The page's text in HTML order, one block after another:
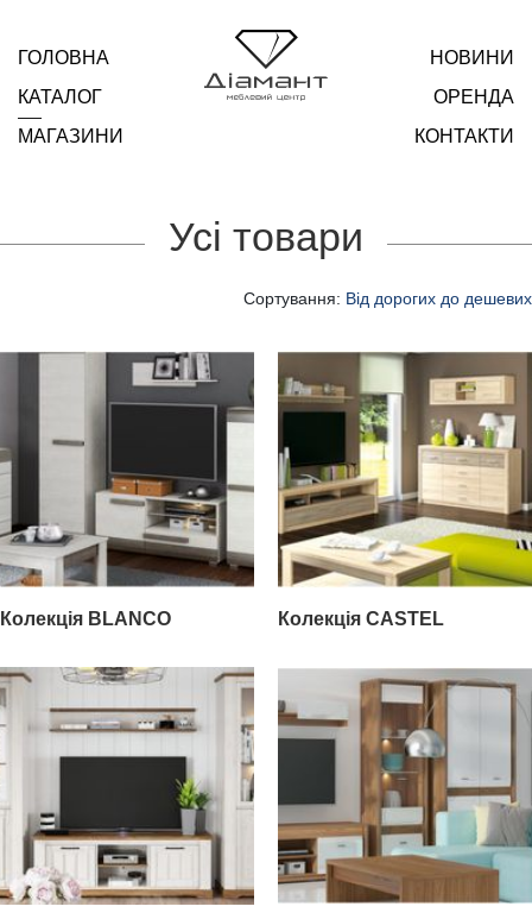
ГОЛОВНА
КАТАЛОГ
МАГАЗИНИ
НОВИНИ
ОРЕНДА
КОНТАКТИ
Усі товари
Сортування: Від дорогих до дешевих
Колекція BLANCO Колекція CASTEL